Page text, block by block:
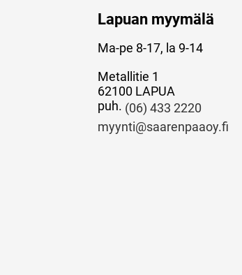
Lapuan myymälä
Ma-pe 8-17, la 9-14
Metallitie 1
62100 LAPUA
puh. (06) 433 2220
myynti@saarenpaaoy.fi